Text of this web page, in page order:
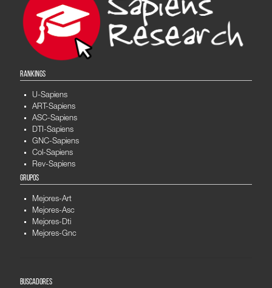
RANKINGS
U-Sapiens
ART-Sapiens
ASC-Sapiens
DTI-Sapiens
GNC-Sapiens
Col-Sapiens
Rev-Sapiens
GRUPOS
Mejores-Art
Mejores-Asc
Mejores-Dti
Mejores-Gnc
BUSCADORES